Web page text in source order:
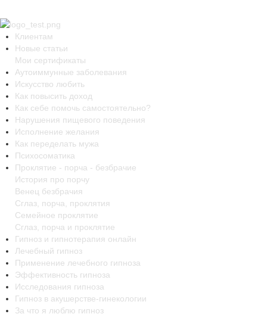
Клиентам
Новые статьи
Мои сертификаты
Аутоиммунные заболевания
Искусство любить
Как повысить доход
Как себе помочь самостоятельно?
Нарушения пищевого поведения
Исполнение желания
Как переделать мужа
Психосоматика
Проклятие - порча - безбрачие
История про порчу
Венец безбрачия
Сглаз, порча, проклятия
Семейное проклятие
Сглаз, порча и проклятие
Гипноз и гипнотерапия онлайн
Лечебный гипноз
Применение лечебного гипноза
Эффективность гипноза
Исследования гипноза
Гипноз в акушерстве-гинекологии
За что я люблю гипноз